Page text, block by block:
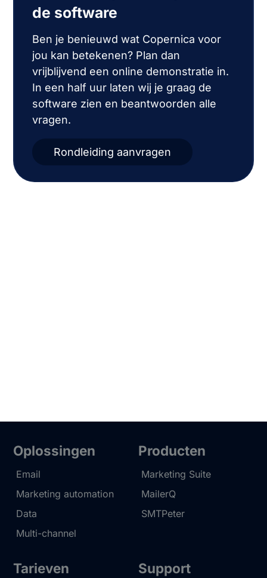
de software
Ben je benieuwd wat Copernica voor
jou kan betekenen? Plan dan
vrijblijvend een online demonstratie in.
In een half uur laten wij je graag de
software zien en beantwoorden alle
vragen.
Rondleiding aanvragen
Oplossingen
Email
Marketing automation
Data
Multi-channel
Producten
Marketing Suite
MailerQ
SMTPeter
Tarieven Support